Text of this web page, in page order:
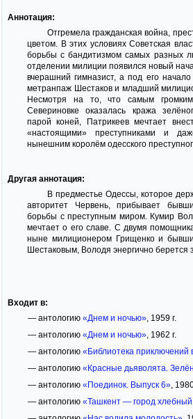
Аннотация:
Отгремела гражданская война,
цветом. В этих условиях Советская
борьбы с бандитизмом самых разных
отделении милиции появился новый
вчерашний гимназист, а под его
метранпаж Шестаков и младший
Несмотря на то, что самым
Севериновке оказалась кража
парой коней, Патрикеев мечтает
«настоящими» преступниками и
нынешним королём одесского
Другая аннотация:
В предместье Одессы, которое
авторитет Червень, прибывает
борьбы с преступным миром. Кумир
мечтает о его славе. С двумя
ныне милиционером Грищенко и
Шестаковым, Володя энергично берется
Входит в:
— антологию «Днем и ночью», 1959 г.
— антологию «Днем и ночью», 1962 г.
— антологию «Библиотека приключений
— антологию «Красные дьяволята.
— антологию «Поединок. Выпуск 6», 1980
— антологию «Ташкент — город